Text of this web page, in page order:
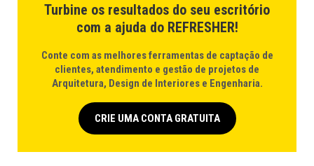
Turbine os resultados do seu escritório
com a ajuda do REFRESHER!
Conte com as melhores ferramentas de captação de
clientes, atendimento e gestão de projetos de
Arquitetura, Design de Interiores e Engenharia.
CRIE UMA CONTA GRATUITA